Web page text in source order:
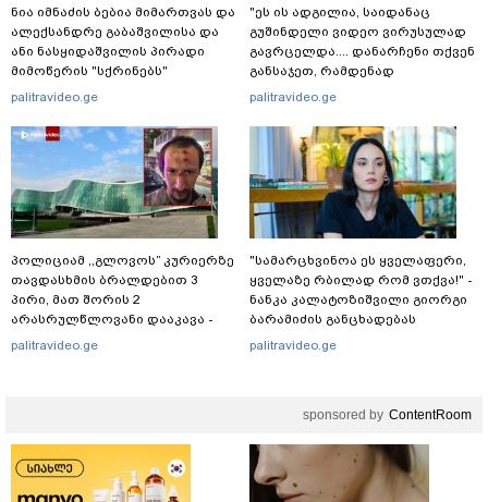
ნია იმნაძის ბებია მიმართვას და
ალექსანდრე გაბაშვილისა და
ანი ნასყიდაშვილის პირადი
მიმოწერის "სქრინებს"
ავრცელებს
palitravideo.ge
პოლიციამ ,,გლოვოს” კურიერზე
თავდასხმის ბრალდებით 3
პირი, მათ შორის 2
არასრულწლოვანი დააკავა -
შსს ინფორმაციას ავრცელებს
palitravideo.ge
"ეს ის ადგილია, საიდანაც
გუშინდელი ვიდეო ვირუსულად
გავრცელდა.... დანარჩენი თქვენ
განსაჯეთ, რამდენად
შესაძლებელია აქ ადამიანის
აქვეყნებს კობა ახალაძე
მლეთიდან, სადაც 12 წლის წინ
გურამ დადიანიძე გაუჩინარდა?
palitravideo.ge
"სა­მარ­ცხვი­ნოა ეს ყვე­ლა­ფე­რი,
ყვე­ლა­ზე რბი­ლად რომ ვთქვა!" -
ნანკა კალატოზიშვილი გიორგი
ბარამიძის განცხადებას
ეხმაურება
palitravideo.ge
sponsored by ContentRoom